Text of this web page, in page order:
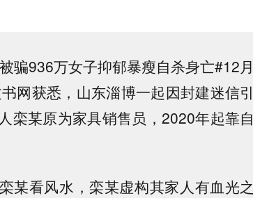
骗936万女子抑郁暴瘦自杀身亡#12月
网获悉，山东淄博一起因封建迷信引
栾某原为家具销售员，2020年起靠自
某看风水，栾某虚构其家人有血光之